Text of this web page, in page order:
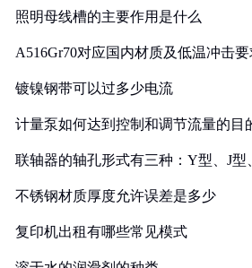
照明母线槽的主要作用是什么
A516Gr70对应国内材质及低温冲击
镀镍钢带可以过多少电流
计量泵如何达到控制和调节流量的目
联轴器的轴孔形式有三种：Y型、J型
不锈钢材质厚度允许误差是多少
复印机出租有哪些常见模式